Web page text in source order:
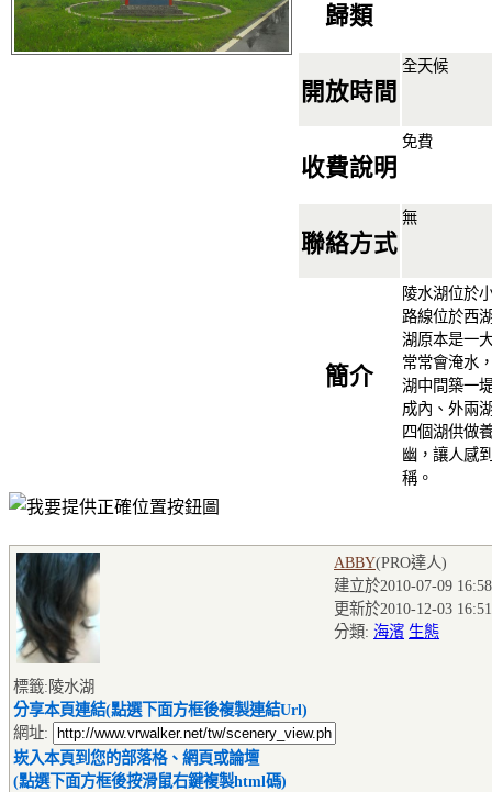
歸類
開放時間
全天候
收費說明
免費
聯絡方式
無
簡介
陵水湖位於
路線位於西
湖原本是一
常常會淹水
湖中間築一
成內、外兩
四個湖供做
幽，讓人感
稱。
ABBY(PRO達人)
建立於2010-07-09
更新於2010-12-03
分類: 海濱 生態
標籤:陵水湖
分享本頁連結(點選下面方框後複製連結Url)
網址:
崁入本頁到您的部落格、網頁或論壇
(點選下面方框後按滑鼠右鍵複製html碼)